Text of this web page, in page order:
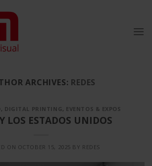
ARCHIVES: REDES
, DIGITAL PRINTING , EVENTOS & EXPOS
LOS ESTADOS UNIDOS
ON OCTOBER 15, 2025 BY REDES